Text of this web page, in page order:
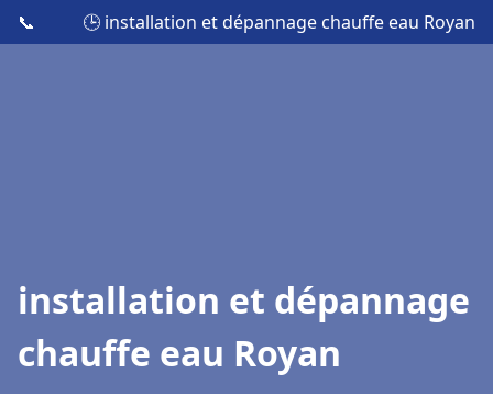
📞 🕒 installation et dépannage chauffe eau Royan
installation et dépannage
chauffe eau Royan